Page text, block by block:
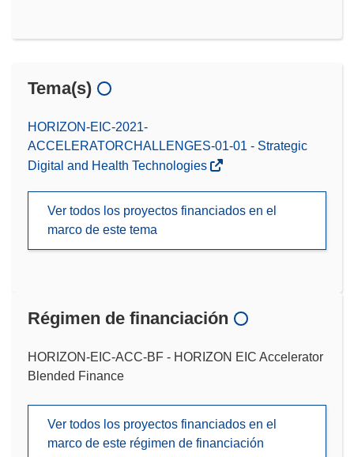
Tema(s)
HORIZON-EIC-2021-
ACCELERATORCHALLENGES-01-01 - Strategic
Digital and Health Technologies
Ver todos los proyectos financiados en el
marco de este tema
Régimen de financiación
HORIZON-EIC-ACC-BF - HORIZON EIC Accelerator
Blended Finance
Ver todos los proyectos financiados en el
marco de este régimen de financiación